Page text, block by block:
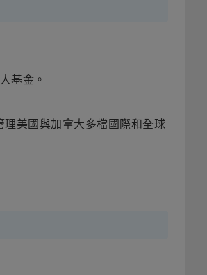
基金。
美國與加拿大多檔國際和全球